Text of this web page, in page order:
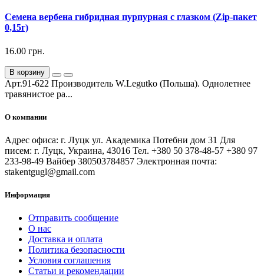
Семена вербена гибридная пурпурная с глазком (Zip-пакет
0,15г)
16.00 грн.
В корзину
Арт.91-622 Производитель W.Legutko (Польша). Однолетнее
травянистое ра...
О компании
Адрес офиса: г. Луцк ул. Академика Потебни дом 31 Для
писем: г. Луцк, Украина, 43016 Тел. +380 50 378-48-57 +380 97
233-98-49 Вайбер 380503784857 Электронная почта:
stakentgugl@gmail.com
Информация
Отправить сообщение
О нас
Доставка и оплата
Политика безопасности
Условия соглашения
Статьи и рекомендации